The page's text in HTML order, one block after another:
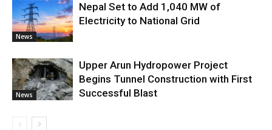
News
Nepal Set to Add 1,040 MW of
Electricity to National Grid
News
Upper Arun Hydropower Project
Begins Tunnel Construction with First
Successful Blast